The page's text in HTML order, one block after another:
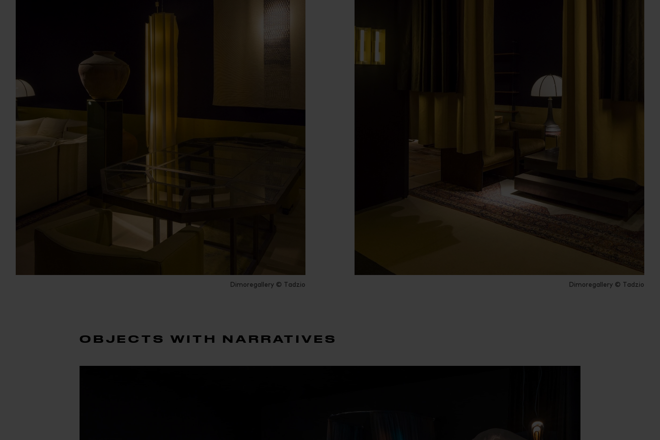
Dimoregallery © Tadzio Dimoregallery © Tadzio
OBJECTS WITH NARRATIVES